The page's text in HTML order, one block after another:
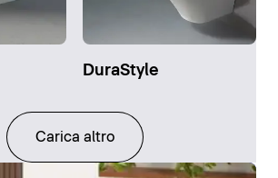
DuraStyle
Carica altro